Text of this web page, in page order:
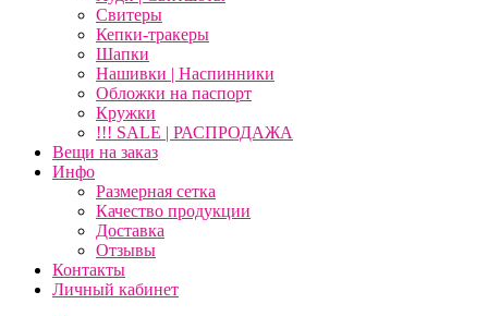
Свитеры
Кепки-тракеры
Шапки
Нашивки | Наспинники
Обложки на паспорт
Кружки
!!! SALE | РАСПРОДАЖА
Вещи на заказ
Инфо
Размерная сетка
Качество продукции
Доставка
Отзывы
Контакты
Личный кабинет